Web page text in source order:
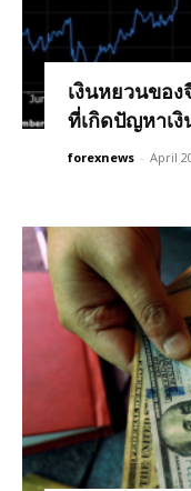
เงินหยวนขอ
ที่เกิดปัญหาเ
forexnews - April